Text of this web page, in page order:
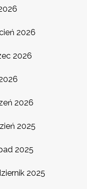
2026
2026
2026
2025
2025
2025